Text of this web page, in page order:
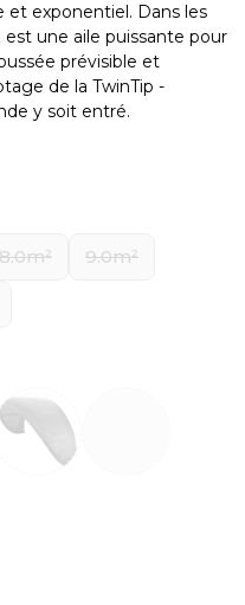
exponentiel. Dans les
est une aile puissante pour
prévisible et
de la TwinTip -
y soit entré.
8.0m² 9.0m²